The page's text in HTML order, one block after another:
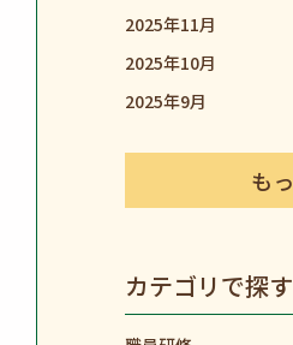
2025年11月
2025年10月
2025年9月
も
カテゴリで探す